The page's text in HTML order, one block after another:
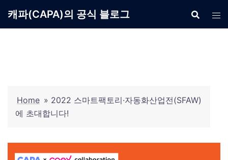
캐파(CAPA)의 공식 블로그
Home » 2022 스마트팩토리·자동화산업전(SFAW)
에 초대합니다!